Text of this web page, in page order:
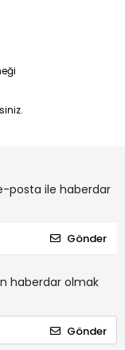
posta ile haberdar
Gönder
haberdar olmak
Gönder